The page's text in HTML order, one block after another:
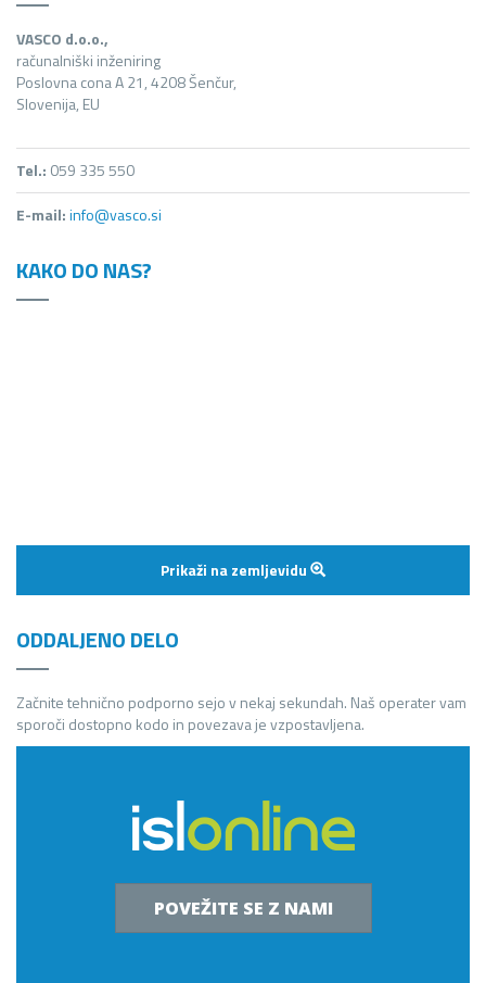
VASCO d.o.o.,
računalniški inženiring
Poslovna cona A 21, 4208 Šenčur,
Slovenija, EU
Tel.: 059 335 550
E-mail:info@vasco.si
KAKO DO NAS?
Prikaži na zemljevidu
ODDALJENO DELO
Začnite tehnično podporno sejo v nekaj sekundah. Naš operater vam
sporoči dostopno kodo in povezava je vzpostavljena.
POVEŽITE SE Z NAMI